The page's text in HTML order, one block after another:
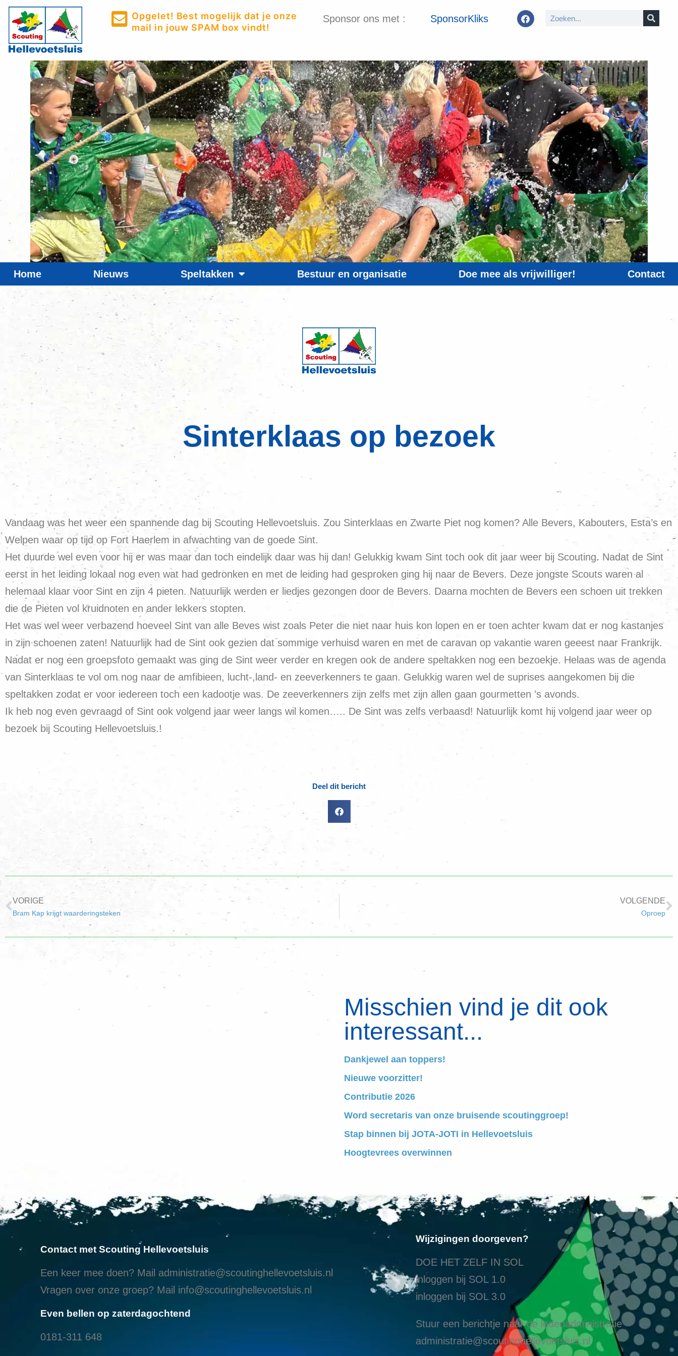
Opgelet! Best mogelijk dat je onze
mail in jouw SPAM box vindt!
Sponsor ons met : SponsorKliks
Home Nieuws Speltakken Bestuur en organisatie Doe mee als vrijwilliger! Contact
Sinterklaas op bezoek
Vandaag was het weer een spannende dag bij Scouting Hellevoetsluis. Zou Sinterklaas en Zwarte Piet nog komen? Alle Bevers, Kabouters, Esta’s en
Welpen waar op tijd op Fort Haerlem in afwachting van de goede Sint.
Het duurde wel even voor hij er was maar dan toch eindelijk daar was hij dan! Gelukkig kwam Sint toch ook dit jaar weer bij Scouting. Nadat de Sint
eerst in het leiding lokaal nog even wat had gedronken en met de leiding had gesproken ging hij naar de Bevers. Deze jongste Scouts waren al
helemaal klaar voor Sint en zijn 4 pieten. Natuurlijk werden er liedjes gezongen door de Bevers. Daarna mochten de Bevers een schoen uit trekken
die de Pieten vol kruidnoten en ander lekkers stopten.
Het was wel weer verbazend hoeveel Sint van alle Beves wist zoals Peter die niet naar huis kon lopen en er toen achter kwam dat er nog kastanjes
in zijn schoenen zaten! Natuurlijk had de Sint ook gezien dat sommige verhuisd waren en met de caravan op vakantie waren geeest naar Frankrijk.
Nadat er nog een groepsfoto gemaakt was ging de Sint weer verder en kregen ook de andere speltakken nog een bezoekje. Helaas was de agenda
van Sinterklaas te vol om nog naar de amfibieen, lucht-,land- en zeeverkenners te gaan. Gelukkig waren wel de suprises aangekomen bij die
speltakken zodat er voor iedereen toch een kadootje was. De zeeverkenners zijn zelfs met zijn allen gaan gourmetten ’s avonds.
Ik heb nog even gevraagd of Sint ook volgend jaar weer langs wil komen….. De Sint was zelfs verbaasd! Natuurlijk komt hij volgend jaar weer op
bezoek bij Scouting Hellevoetsluis.!
Deel dit bericht
VORIGE
Bram Kap krijgt waarderingsteken
VOLGENDE
Oproep
Misschien vind je dit ook
interessant...
Dankjewel aan toppers!
Nieuwe voorzitter!
Contributie 2026
Word secretaris van onze bruisende scoutinggroep!
Stap binnen bij JOTA-JOTI in Hellevoetsluis
Hoogtevrees overwinnen
Contact met Scouting Hellevoetsluis
Een keer mee doen? Mail administratie@scoutinghellevoetsluis.nl
Vragen over onze groep? Mail info@scoutinghellevoetsluis.nl
Even bellen op zaterdagochtend
0181-311 648
Wijzigingen doorgeven?
DOE HET ZELF IN SOL
inloggen bij SOL 1.0
inloggen bij SOL 3.0
Stuur een berichtje naar de ledenadministratie
administratie@scoutinghellevoetsluis.nl